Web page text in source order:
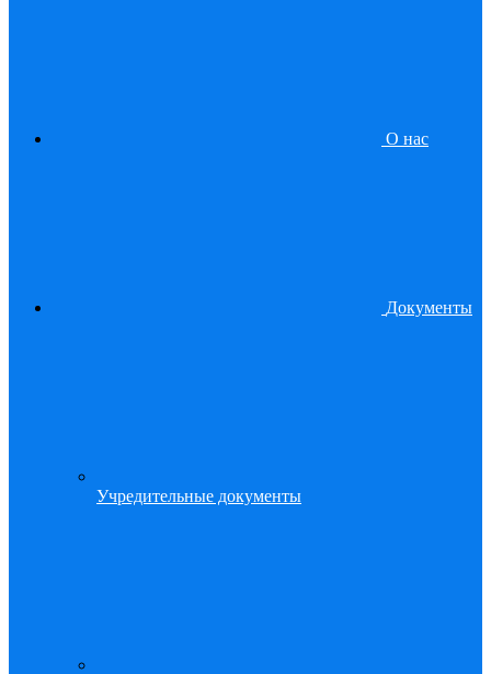
О нас
Документы
Учредительные документы